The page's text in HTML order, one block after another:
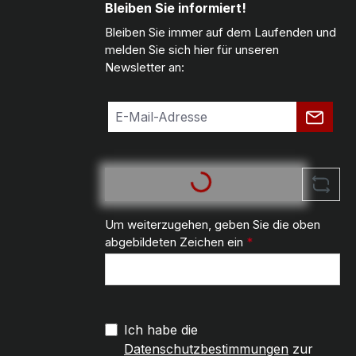
Bleiben Sie informiert!
Bleiben Sie immer auf dem Laufenden und
melden Sie sich hier für unseren
Newsletter an:
Um weiterzugehen, geben Sie die oben
abgebildeten Zeichen ein *
Ich habe die
Datenschutzbestimmungen zur